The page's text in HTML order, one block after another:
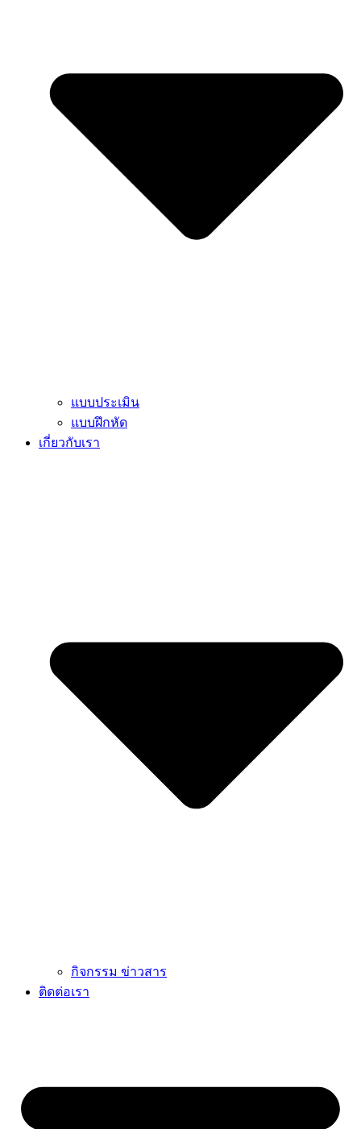
แบบประเมิน
แบบฝึกหัด
เกี่ยวกับเรา
กิจกรรม ข่าวสาร
ติดต่อเรา